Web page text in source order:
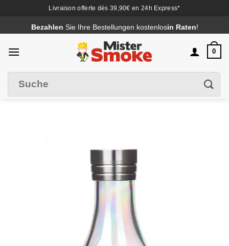
Livraison offerte dès 39,90€ en 24h Express*
au
contenu
Bezahlen Sie Ihre Bestellungen kostenlosin Raten!
0
nach